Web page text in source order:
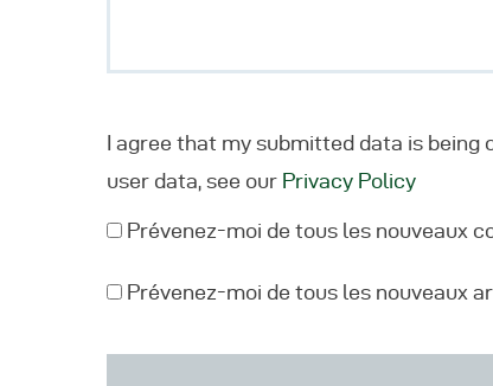
I agree that my submitted data is
user data, see our Privacy Policy
Prévenez-moi de tous les nouveaux
Prévenez-moi de tous les nouveaux